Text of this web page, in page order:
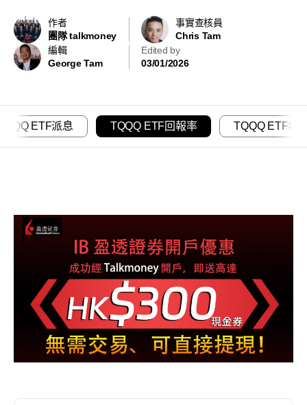
貸款
虛擬貨幣
作者
團隊 talkmoney
事實查核員
Chris Tam
編輯
George Tam
Edited by
03/01/2026
ETF派息 TQQQ ETF回報率 TQQQ ETF年